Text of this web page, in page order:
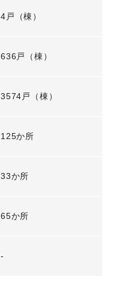
4戸（棟）
636戸（棟）
3574戸（棟）
125か所
33か所
65か所
-